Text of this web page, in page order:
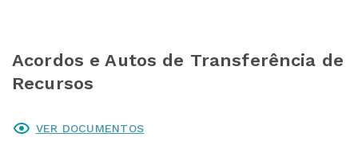
Acordos e Autos de Transferência de
Recursos
VER DOCUMENTOS